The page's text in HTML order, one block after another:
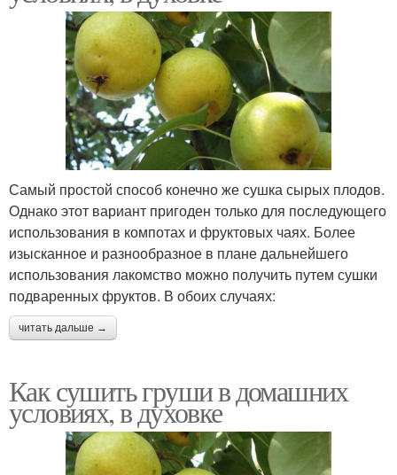
Самый простой способ конечно же сушка сырых плодов.
Однако этот вариант пригоден только для последующего
использования в компотах и фруктовых чаях. Более
изысканное и разнообразное в плане дальнейшего
использования лакомство можно получить путем сушки
подваренных фруктов. В обоих случаях:
читать дальше →
Как сушить груши в домашних
условиях, в духовке